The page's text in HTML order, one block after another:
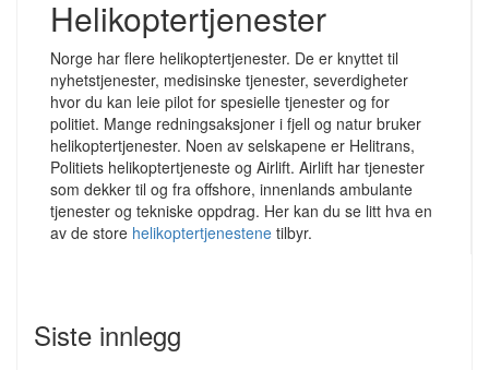
Helikoptertjenester
Norge har flere helikoptertjenester. De er knyttet til
nyhetstjenester, medisinske tjenester, severdigheter
hvor du kan leie pilot for spesielle tjenester og for
politiet. Mange redningsaksjoner i fjell og natur bruker
helikoptertjenester. Noen av selskapene er Helitrans,
Politiets helikoptertjeneste og Airlift. Airlift har tjenester
som dekker til og fra offshore, innenlands ambulante
tjenester og tekniske oppdrag. Her kan du se litt hva en
av de store helikoptertjenestene tilbyr.
Siste innlegg